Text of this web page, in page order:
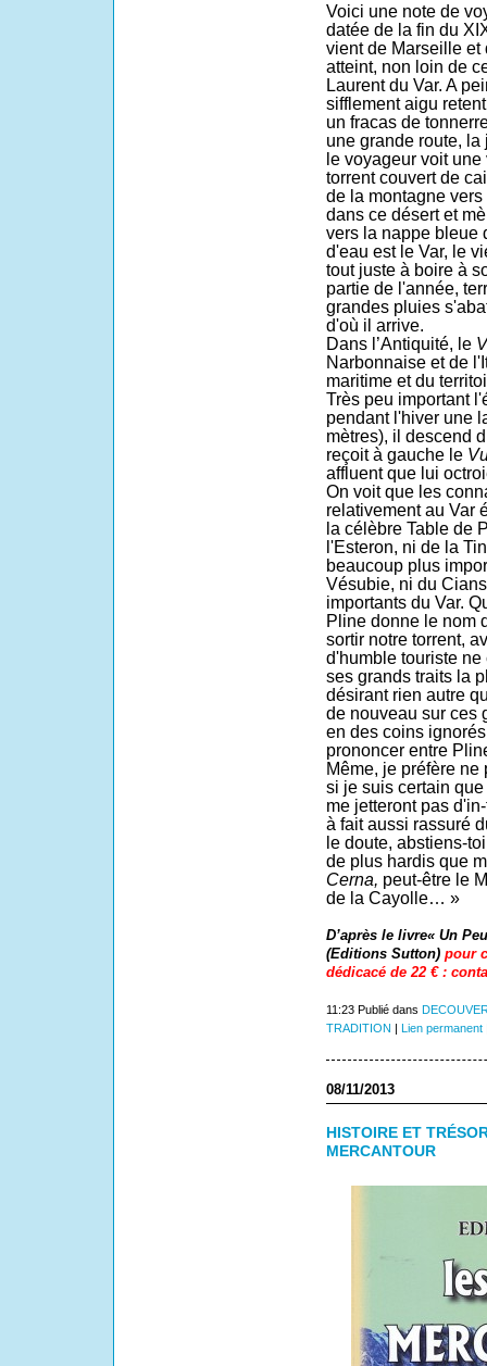
Voici une note de
datée de la fin du
vient de Marseille et
atteint, non loin de
Laurent du Var. A
sifflement aigu
un fracas de
une grande route, la
le voyageur voit
torrent couvert de
de la montagne
dans ce désert et
vers la nappe bleue
d'eau est le Var, le
tout juste à boire à
partie de l'année,
grandes pluies
d'où il arrive.
Dans l’Antiquité, le
Narbonnaise et de
maritime et du
Très peu important
pendant l'hiver une
mètres), il descend
reçoit à gauche le
affluent que lui
On voit que les
relativement au Var
la célèbre Table de
l'Esteron, ni de la
beaucoup plus
Vésubie, ni du
importants du Var.
Pline donne le nom
sortir notre torrent,
d'humble touriste
ses grands traits la
désirant rien autre
de nouveau sur ces
en des coins
prononcer entre
Même, je préfère
si je suis certain
me jetteront pas
à fait aussi rassuré
le doute, abstiens-
de plus hardis que
Cerna, peut-être le
de la Cayolle… »
D’après le livre« Un
(Editions Sutton)pour
dédicacé de 22 € :
11:23 Publié dans
TRADITION | Lien permanent
08/11/2013
HISTOIRE ET
MERCANTOUR